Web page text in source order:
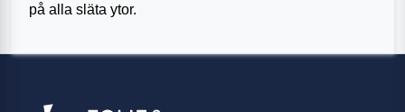
på alla släta ytor.